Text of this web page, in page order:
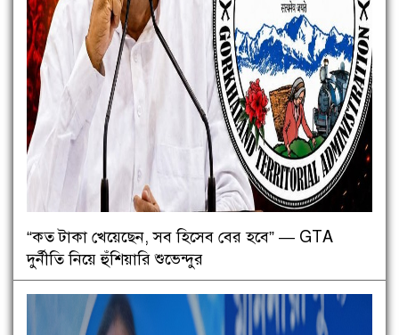
“কত টাকা খেয়েছেন, সব হিসেব বের হবে” — GTA
দুর্নীতি নিয়ে হুঁশিয়ারি শুভেন্দুর